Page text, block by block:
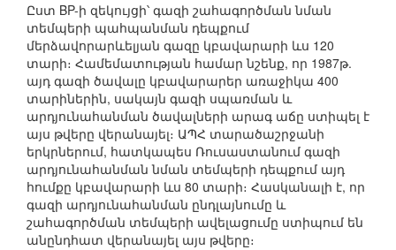
Ըստ BP-ի զեկույցի՝ գազի շահագործման նման
տեմպերի պահպանման դեպքում
մերձավորարևելյան գազը կբավարարի ևս 120
տարի։ Համեմատության համար նշենք, որ 1987թ.
այդ գազի ծավալը կբավարարեր առաջիկա 400
տարիներին, սակայն գազի սպառման և
արդյունահանման ծավալների արագ աճը ստիպել է
այս թվերը վերանայել։ ԱՊՀ տարածաշրջանի
երկրներում, հատկապես Ռուսաստանում գազի
արդյունահանման նման տեմպերի դեպքում այդ
հումքը կբավարարի ևս 80 տարի։ Հասկանալի է, որ
գազի արդյունահանման ընդլայնումը և
շահագործման տեմպերի ավելացումը ստիպում են
անընդհատ վերանայել այս թվերը։